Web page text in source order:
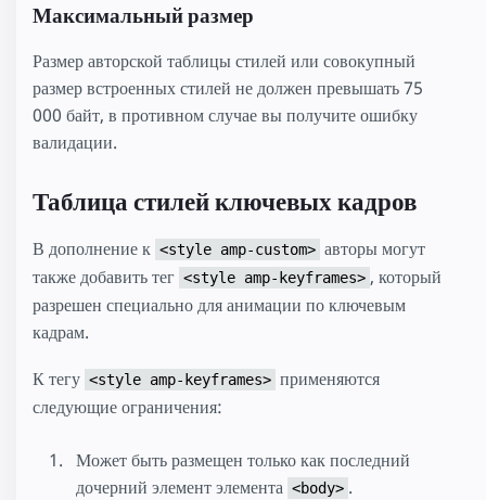
Максимальный размер
Размер авторской таблицы стилей или совокупный
размер встроенных стилей не должен превышать 75
000 байт, в противном случае вы получите ошибку
валидации.
Таблица стилей ключевых кадров
В дополнение к <style amp-custom> авторы могут
также добавить тег <style amp-keyframes> , который
разрешен специально для анимации по ключевым
кадрам.
К тегу <style amp-keyframes> применяются
следующие ограничения:
Может быть размещен только как последний
дочерний элемент элемента <body> .